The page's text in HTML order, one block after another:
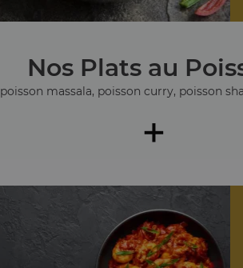
Nos Plats au
poisson massala, poisson curry, poisson
+